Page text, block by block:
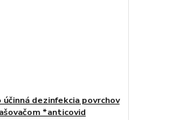
dezinfekcia povrchov
*anticovid